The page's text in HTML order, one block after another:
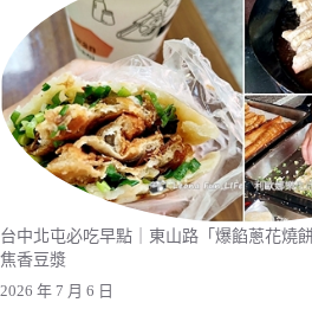
台中北屯必吃早點｜東山路「爆餡蔥花燒
焦香豆漿
2026 年 7 月 6 日